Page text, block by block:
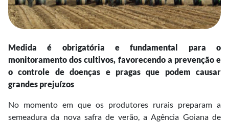
Medida é obrigatória e fundamental para o
monitoramento dos cultivos, favorecendo a prevenção e
o controle de doenças e pragas que podem causar
grandes prejuízos
No momento em que os produtores rurais preparam a
semeadura da nova safra de verão, a Agência Goiana de